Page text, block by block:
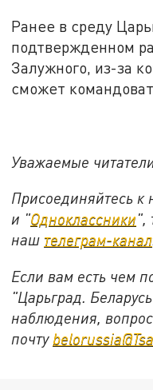
Ранее в среду
подтвержденном
Залужного, из-за
сможет
Уважаемые
Присоединяйтесь к
и "Одноклассники",
наш телеграм-канал
Если вам есть чем
"Царьград.
наблюдения,
почту